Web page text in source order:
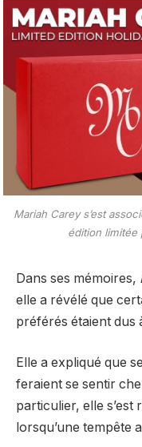
Mariah Carey s’est
édition limitée
Dans ses mémoires,
elle a révélé que
préférés étaient dus
Elle a expliqué que
feraient se sentir
particulier, elle
lorsqu’une tempête